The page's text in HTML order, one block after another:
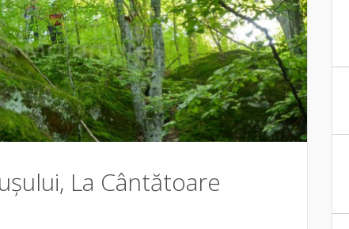
La Cântătoare